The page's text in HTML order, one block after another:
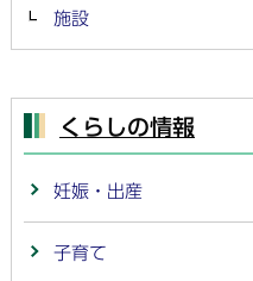
施設
くらしの情報
妊娠・出産
子育て